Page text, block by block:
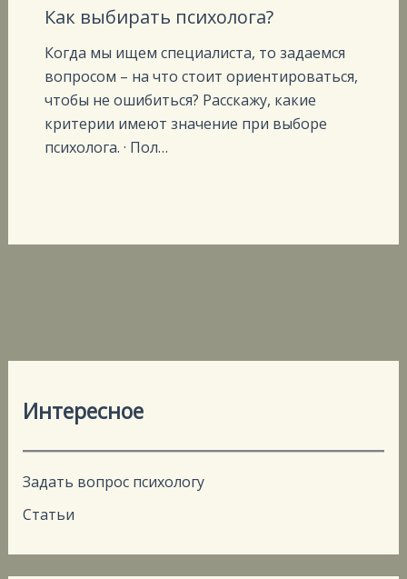
Как выбирать психолога?
Когда мы ищем специалиста, то задаемся
вопросом – на что стоит ориентироваться,
чтобы не ошибиться? Расскажу, какие
критерии имеют значение при выборе
психолога. · Пол…
Интересное
Задать вопрос психологу
Статьи